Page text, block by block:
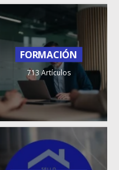
FORMACIÓN
713 Artículos